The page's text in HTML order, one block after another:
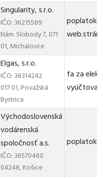
Singularity, s.r.o.
IČO: 36215589
Nám. Slobody 7, 071
01, Michalovce
poplatok
Elgas, s.r.o.
IČO: 36314242
017 01, Považská
Bystrica
fa za
Východoslovenská
vodárenská
spoločnosť a.s.
IČO: 36570460
04248, Košice
poplatok